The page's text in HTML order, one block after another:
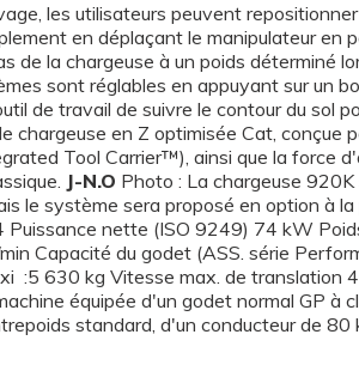
les utilisateurs peuvent repositionner
en déplaçant le manipulateur en
de la chargeuse à un poids déterminé
sont réglables en appuyant sur un
de travail de suivre le contour du sol
en Z optimisée Cat, conçue
Tool Carrier™), ainsi que la force
J-N.O Photo : La chargeuse
le système sera proposé en option à la
Puissance nette (ISO 9249) 74 kW
Capacité du godet (ASS. série
:5 630 kg Vitesse max. de translation
équipée d'un godet normal GP à
standard, d'un conducteur de